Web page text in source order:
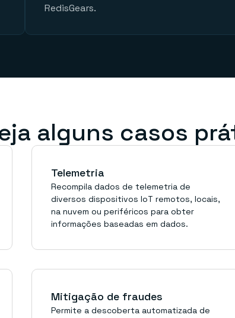
RedisGears.
alguns casos
Telemetria
Recompila dados de telemetria de
diversos dispositivos IoT remotos, locais,
na nuvem ou periféricos para obter
informações baseadas em dados.
Mitigação de fraudes
Permite a descoberta automatizada de